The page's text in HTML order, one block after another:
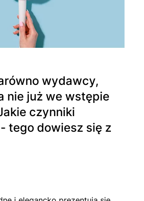
wydawcy,
nie już we wstępie
czynniki
tego dowiesz się z